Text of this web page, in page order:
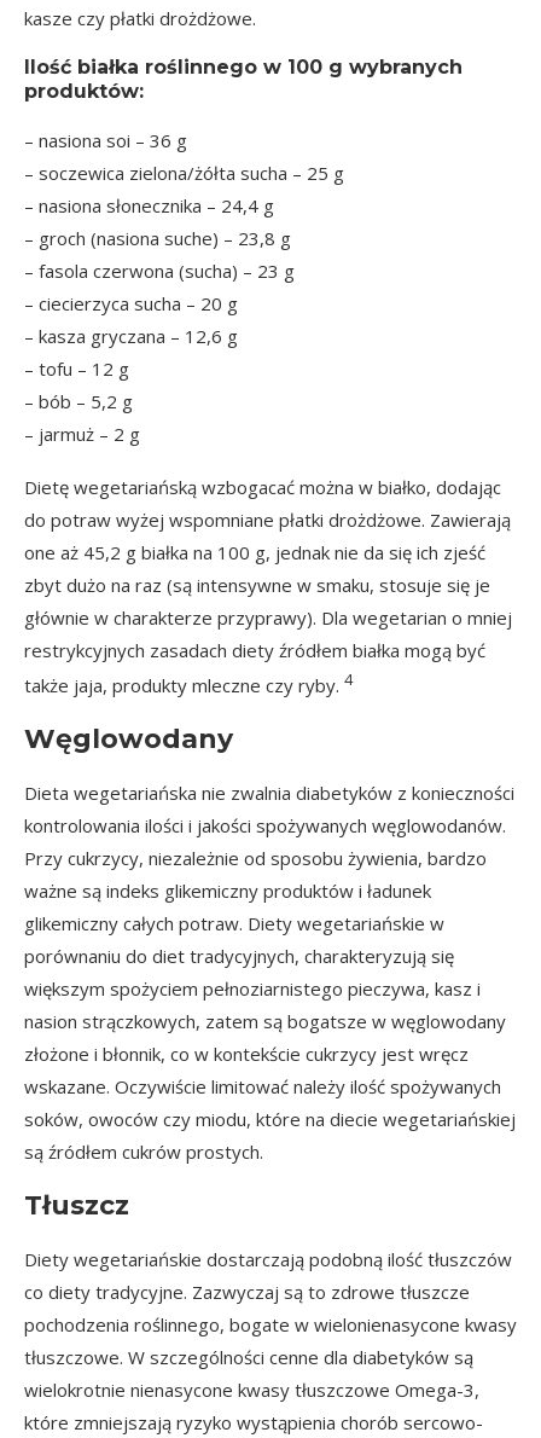
kasze czy płatki drożdżowe.
Ilość białka roślinnego w 100 g wybranych
produktów:
– nasiona soi – 36 g
– soczewica zielona/żółta sucha – 25 g
– nasiona słonecznika – 24,4 g
– groch (nasiona suche) – 23,8 g
– fasola czerwona (sucha) – 23 g
– ciecierzyca sucha – 20 g
– kasza gryczana – 12,6 g
– tofu – 12 g
– bób – 5,2 g
– jarmuż – 2 g
Dietę wegetariańską wzbogacać można w białko, dodając
do potraw wyżej wspomniane płatki drożdżowe. Zawierają
one aż 45,2 g białka na 100 g, jednak nie da się ich zjeść
zbyt dużo na raz (są intensywne w smaku, stosuje się je
głównie w charakterze przyprawy). Dla wegetarian o mniej
restrykcyjnych zasadach diety źródłem białka mogą być
także jaja, produkty mleczne czy ryby. 4
Węglowodany
Dieta wegetariańska nie zwalnia diabetyków z konieczności
kontrolowania ilości i jakości spożywanych węglowodanów.
Przy cukrzycy, niezależnie od sposobu żywienia, bardzo
ważne są indeks glikemiczny produktów i ładunek
glikemiczny całych potraw. Diety wegetariańskie w
porównaniu do diet tradycyjnych, charakteryzują się
większym spożyciem pełnoziarnistego pieczywa, kasz i
nasion strączkowych, zatem są bogatsze w węglowodany
złożone i błonnik, co w kontekście cukrzycy jest wręcz
wskazane. Oczywiście limitować należy ilość spożywanych
soków, owoców czy miodu, które na diecie wegetariańskiej
są źródłem cukrów prostych.
Tłuszcz
Diety wegetariańskie dostarczają podobną ilość tłuszczów
co diety tradycyjne. Zazwyczaj są to zdrowe tłuszcze
pochodzenia roślinnego, bogate w wielonienasycone kwasy
tłuszczowe. W szczególności cenne dla diabetyków są
wielokrotnie nienasycone kwasy tłuszczowe Omega-3,
które zmniejszają ryzyko wystąpienia chorób sercowo-